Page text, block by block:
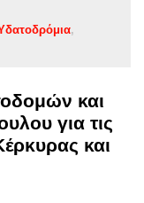
και
για τις
και